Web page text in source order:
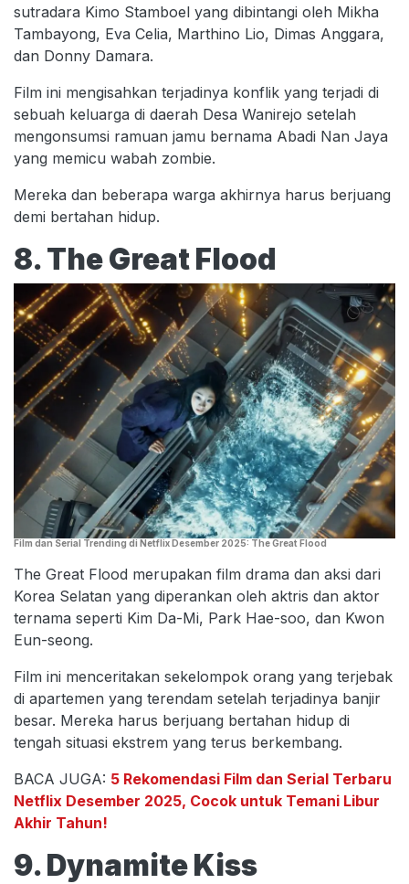
sutradara Kimo Stamboel yang dibintangi oleh Mikha
Tambayong, Eva Celia, Marthino Lio, Dimas Anggara,
dan Donny Damara.
Film ini mengisahkan terjadinya konflik yang terjadi di
sebuah keluarga di daerah Desa Wanirejo setelah
mengonsumsi ramuan jamu bernama Abadi Nan Jaya
yang memicu wabah zombie.
Mereka dan beberapa warga akhirnya harus berjuang
demi bertahan hidup.
8. The Great Flood
Film dan Serial Trending di Netflix Desember 2025: The Great Flood
The Great Flood merupakan film drama dan aksi dari
Korea Selatan yang diperankan oleh aktris dan aktor
ternama seperti Kim Da-Mi, Park Hae-soo, dan Kwon
Eun-seong.
Film ini menceritakan sekelompok orang yang terjebak
di apartemen yang terendam setelah terjadinya banjir
besar. Mereka harus berjuang bertahan hidup di
tengah situasi ekstrem yang terus berkembang.
BACA JUGA: 5 Rekomendasi Film dan Serial Terbaru
Netflix Desember 2025, Cocok untuk Temani Libur
Akhir Tahun!
9. Dynamite Kiss